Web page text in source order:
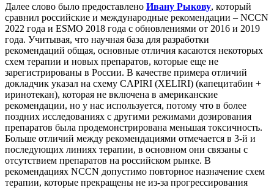
Далее слово было предоставлено Ивану Рыкову, который
сравнил российские и международные рекомендации – NCCN
2022 года и ESMO 2018 года с обновлениями от 2016 и 2019
года. Учитывая, что научная база для разработки
рекомендаций общая, основные отличия касаются некоторых
схем терапии и новых препаратов, которые еще не
зарегистрированы в России. В качестве примера отличий
докладчик указал на схему CAPIRI (XELIRI) (капецитабин +
иринотекан), которая не включена в американские
рекомендации, но у нас используется, потому что в более
поздних исследованиях с другими режимами дозирования
препаратов была продемонстрирована меньшая токсичность.
Больше отличий между рекомендациями отмечается в 3-й и
последующих линиях терапии, в основном они связаны с
отсутствием препаратов на российском рынке. В
рекомендациях NCCN допустимо повторное назначение схем
терапии, которые прекращены не из-за прогрессирования